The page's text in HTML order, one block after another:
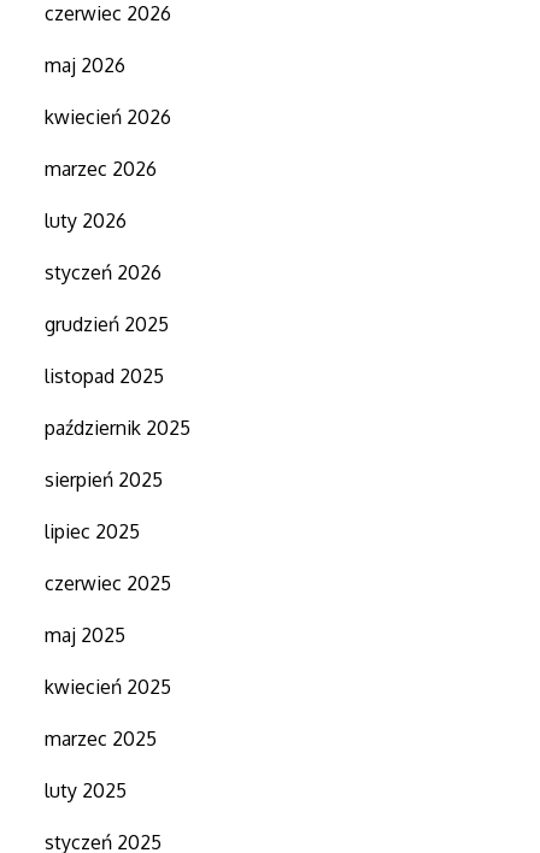
czerwiec 2026
maj 2026
kwiecień 2026
marzec 2026
luty 2026
styczeń 2026
grudzień 2025
listopad 2025
październik 2025
sierpień 2025
lipiec 2025
czerwiec 2025
maj 2025
kwiecień 2025
marzec 2025
luty 2025
styczeń 2025